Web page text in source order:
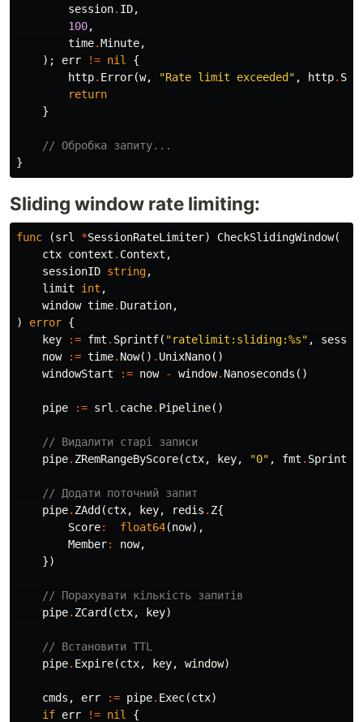
session. ID,
100,
time.Minute,
);
err != nil
{
http. Error(w, "Rate limit exceeded" , http.
return
}
// Обробка запиту...
}
Sliding window rate limiting:
func (srl *SessionRateLimiter) CheckSlidingWindow(
ctx context . Context ,
sessionID string,
limit
int ,
window time. Duration,
)
error {
key
:= fmt . Sprintf( "ratelimit:sliding:%s" ,
now
:= time. Now() . UnixNano()
windowStart
:= now - window. Nanoseconds ()
pipe := srl . cache. Pipeline()
// Видалити старі записи
pipe. ZRemRangeByScore(ctx, key, "0" , fmt . Sprint
// Додати поточний запит
pipe. ZAdd (ctx, key, redis . Z{
Score: float64(now),
Member: now,
})
// Порахувати кількість запитів
pipe. ZCard (ctx, key)
// Встановити TTL
pipe. Expire(ctx, key, window)
cmds , err := pipe. Exec(ctx)
if err != nil
{